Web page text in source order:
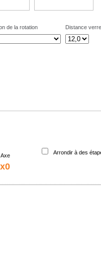
de la rotation Distance
Axe
x0
Arrondir à des